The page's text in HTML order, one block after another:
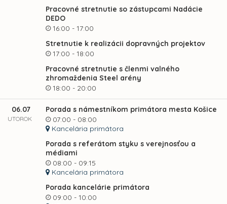
Pracovné stretnutie so zástupcami Nadácie
DEDO
16:00 - 17:00
Stretnutie k realizácii dopravných projektov
17:00 - 18:00
Pracovné stretnutie s členmi valného
zhromaždenia Steel arény
18:00 - 20:00
06.07
UTOROK
Porada s námestníkom primátora mesta Košice
07:00 - 08:00
Kancelária primátora
Porada s referátom styku s verejnosťou a
médiami
08:00 - 09:15
Kancelária primátora
Porada kancelárie primátora
09:00 - 10:00